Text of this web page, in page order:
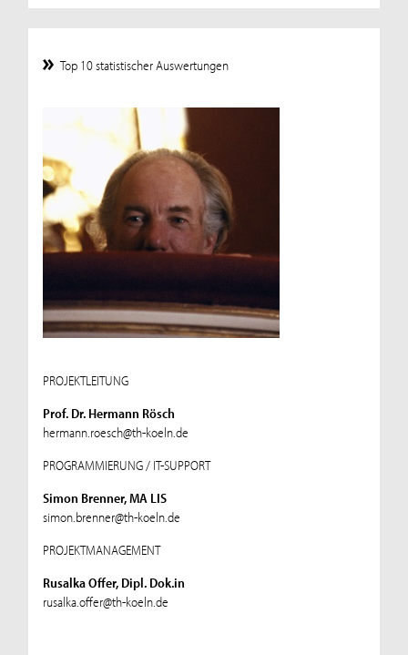
Top 10 statistischer Auswertungen
PROJEKTLEITUNG
Prof. Dr. Hermann Rösch
hermann.roesch@th-koeln.de
PROGRAMMIERUNG / IT-SUPPORT
Simon Brenner, MA LIS
simon.brenner@th-koeln.de
PROJEKTMANAGEMENT
Rusalka Offer, Dipl. Dok.in
rusalka.offer@th-koeln.de